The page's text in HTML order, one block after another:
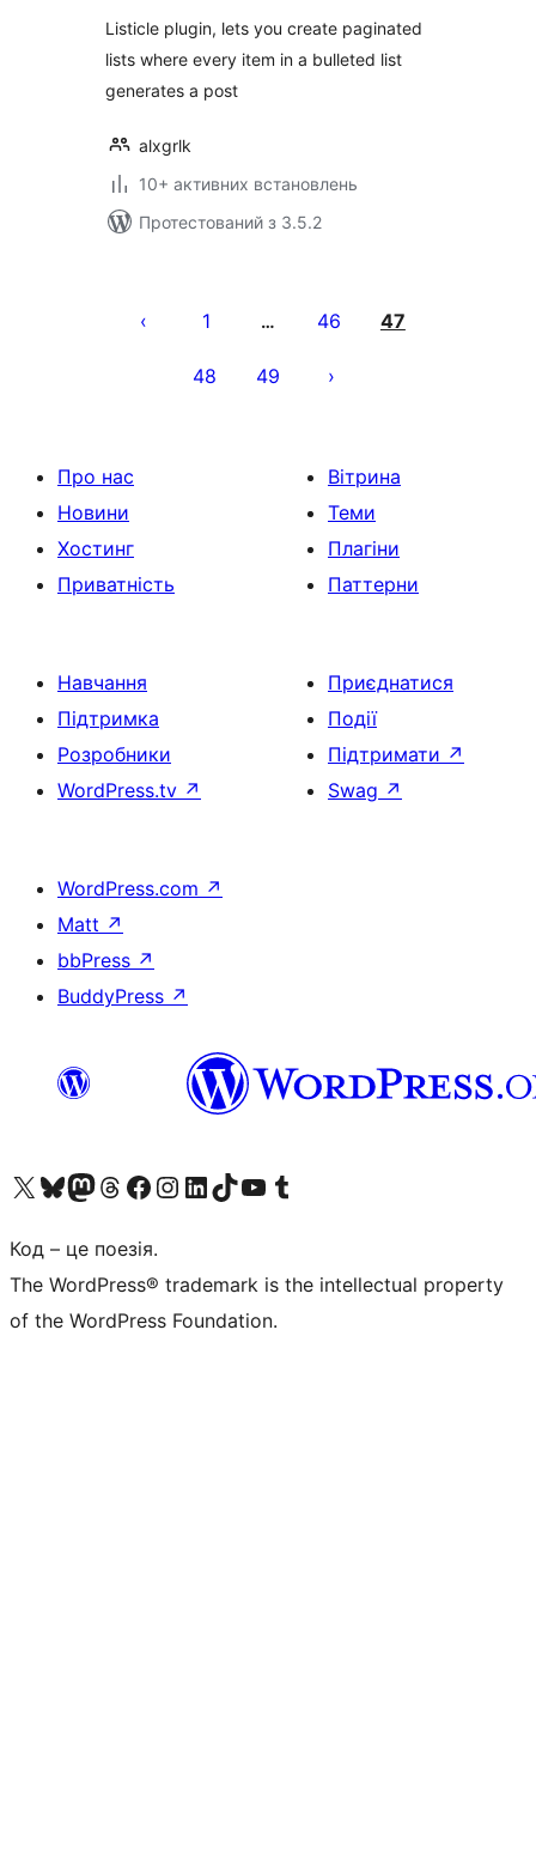
Listicle plugin, lets you create paginated
lists where every item in a bulleted list
generates a post
alxgrlk
10+ активних встановлень
Протестований з 3.5.2
записів
1 … 46 47
48 49
Про нас
Новини
Хостинг
Приватність
Вітрина
Теми
Плагіни
Паттерни
Навчання
Підтримка
Розробники
WordPress.tv ↗
Приєднатися
Події
Підтримати ↗
Swag ↗
WordPress.com ↗
Matt ↗
bbPress ↗
BuddyPress ↗
Visit our X (formerly Twitter) account
Visit our Bluesky account
Завітайте до нашої стрічки в Mastodon
Visit our Threads account
Завітайте на нашу сторінку в Facebook
Visit our Instagram account
Visit our LinkedIn account
Visit our TikTok account
Visit our YouTube channel
Visit our Tumblr account
Код – це поезія.
The WordPress® trademark is the intellectual property
of the WordPress Foundation.